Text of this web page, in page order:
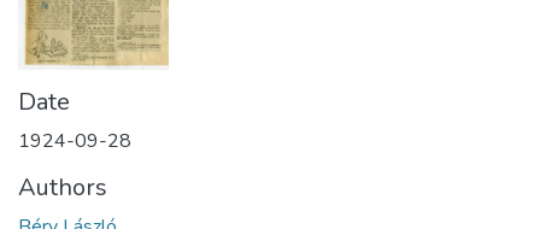
Date
1924-09-28
Authors